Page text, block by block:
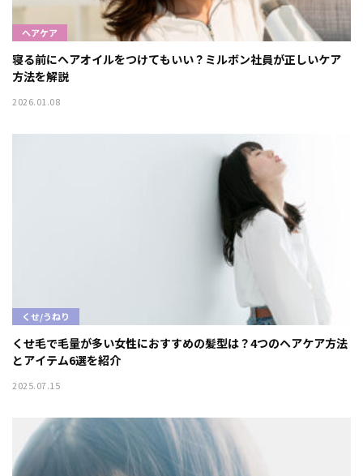
ヘアケア
寝る前にヘアオイルをつけてもいい？ミルボン社員が正しいケア
方法を解説
2026.01.08
くせ/うねり
くせ毛で毛量が多い女性におすすめの髪型は？4つのヘアケア方法
とアイテム6選を紹介
2025.07.15